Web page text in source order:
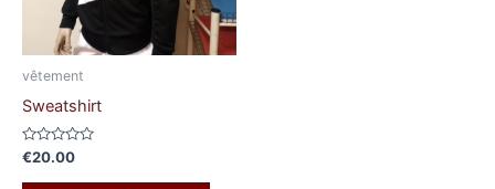
vêtement
Sweatshirt
Note
0
sur
€20.00